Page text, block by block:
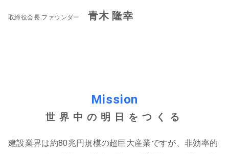
取締役会長 ファウンダー 青木 隆幸
Mission
世界中の明日をつくる
建設業界は約80兆円規模の超巨大産業ですが、非効率的